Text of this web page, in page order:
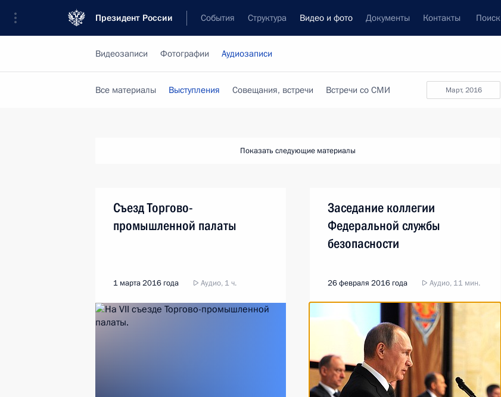
Президент России События Структура Видео и фото Документы Контакты Поиск
Видеозаписи Фотографии Аудиозаписи
март, 2016
Все материалы Выступления Совещания, встречи Встречи со СМИ
Показать следующие материалы
Съезд Торгово-
промышленной палаты
1 марта 2016 года Аудио, 1 ч.
Заседание коллегии
Федеральной службы
безопасности
26 февраля 2016 года Аудио, 11 мин.